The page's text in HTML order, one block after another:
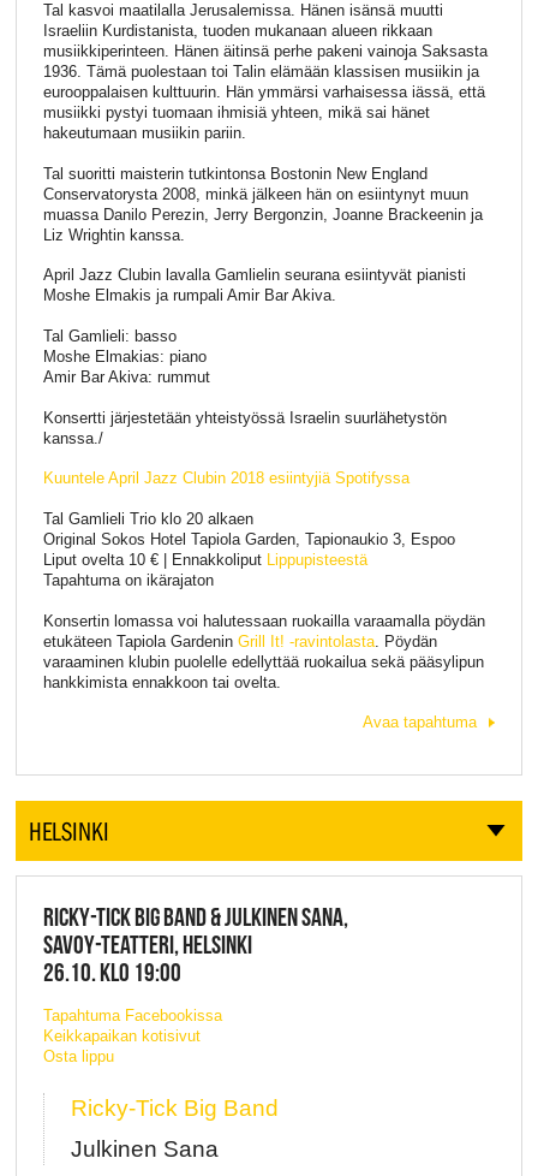
Tal kasvoi maatilalla Jerusalemissa. Hänen isänsä muutti
Israeliin Kurdistanista, tuoden mukanaan alueen rikkaan
musiikkiperinteen. Hänen äitinsä perhe pakeni vainoja Saksasta
1936. Tämä puolestaan toi Talin elämään klassisen musiikin ja
eurooppalaisen kulttuurin. Hän ymmärsi varhaisessa iässä, että
musiikki pystyi tuomaan ihmisiä yhteen, mikä sai hänet
hakeutumaan musiikin pariin.
Tal suoritti maisterin tutkintonsa Bostonin New England
Conservatorysta 2008, minkä jälkeen hän on esiintynyt muun
muassa Danilo Perezin, Jerry Bergonzin, Joanne Brackeenin ja
Liz Wrightin kanssa.
April Jazz Clubin lavalla Gamlielin seurana esiintyvät pianisti
Moshe Elmakis ja rumpali Amir Bar Akiva.
Tal Gamlieli: basso
Moshe Elmakias: piano
Amir Bar Akiva: rummut
Konsertti järjestetään yhteistyössä Israelin suurlähetystön
kanssa./
Kuuntele April Jazz Clubin 2018 esiintyjiä Spotifyssa
Tal Gamlieli Trio klo 20 alkaen
Original Sokos Hotel Tapiola Garden, Tapionaukio 3, Espoo
Liput ovelta 10 € | Ennakkoliput
Lippupisteestä
Tapahtuma on ikärajaton
Konsertin lomassa voi halutessaan ruokailla varaamalla pöydän
etukäteen Tapiola Gardenin Grill It! -ravintolasta. Pöydän
varaaminen klubin puolelle edellyttää ruokailua sekä pääsylipun
hankkimista ennakkoon tai ovelta.
Avaa tapahtuma
HELSINKI
RICKY-TICK BIG BAND & JULKINEN SANA,
SAVOY-TEATTERI, HELSINKI
26.10. KLO 19:00
Tapahtuma Facebookissa
Keikkapaikan kotisivut
Osta lippu
Ricky-Tick Big Band
Julkinen Sana